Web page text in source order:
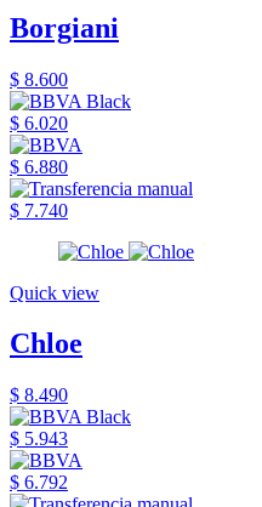
Borgiani
$ 8.600
$ 6.020
$ 6.880
$ 7.740
Quick view
Chloe
$ 8.490
$ 5.943
$ 6.792